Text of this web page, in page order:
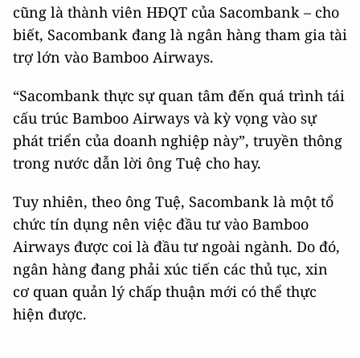
cũng là thành viên HĐQT của Sacombank – cho
biết, Sacombank đang là ngân hàng tham gia tài
trợ lớn vào Bamboo Airways.
“Sacombank thực sự quan tâm đến quá trình tái
cấu trúc Bamboo Airways và kỳ vọng vào sự
phát triển của doanh nghiệp này”, truyền thông
trong nước dẫn lời ông Tuệ cho hay.
Tuy nhiên, theo ông Tuệ, Sacombank là một tổ
chức tín dụng nên việc đầu tư vào Bamboo
Airways được coi là đầu tư ngoài ngành. Do đó,
ngân hàng đang phải xúc tiến các thủ tục, xin
cơ quan quản lý chấp thuận mới có thể thực
hiện được.